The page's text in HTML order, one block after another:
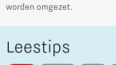
worden omgezet.
Leestips